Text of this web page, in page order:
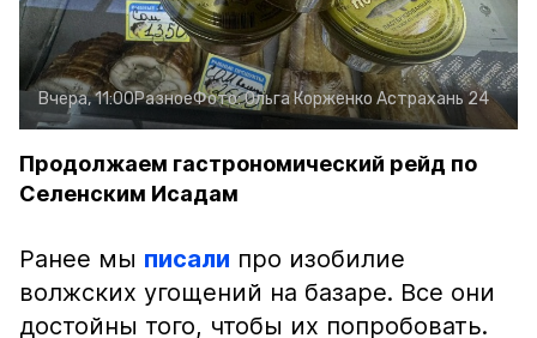
Вчера, 11:00РазноеФото:Ольга Корженко Астрахань 24
Продолжаем гастрономический рейд по
Селенским Исадам
Ранее мы писали про изобилие
волжских угощений на базаре. Все они
достойны того, чтобы их попробовать.